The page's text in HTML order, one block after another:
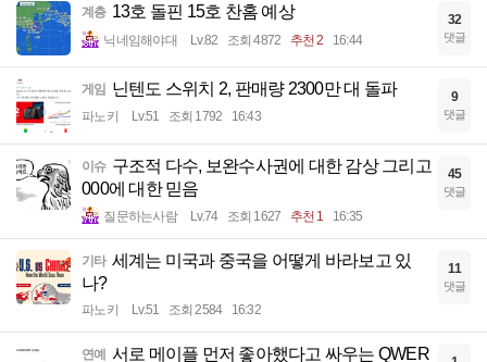
계층 13호 돌핀 15호 찬홈 예상
닉네임해야대 Lv.82 조회 4872 추천 2 16:44
32
댓글
게임 닌텐도 스위치 2, 판매량 2300만 대 돌파
파노키 Lv.51 조회 1792 16:43
9
댓글
이슈 구조적 다수, 보완수사권에 대한 감상 그리고
000에 대한 믿음
질문하는사람 Lv.74 조회 1627 추천 1 16:35
45
댓글
기타 세계는 미국과 중국을 어떻게 바라보고 있
나?
파노키 Lv.51 조회 2584 16:32
11
댓글
연예 서로 메이플 먼저 좋아했다고 싸우는 QWER